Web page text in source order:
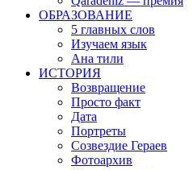
ОБРАЗОВАНИЕ
5 главных слов
Изучаем язык
Ана тили
ИСТОРИЯ
Возвращение
Просто факт
Дата
Портреты
Созвездие Гераев
Фотоархив